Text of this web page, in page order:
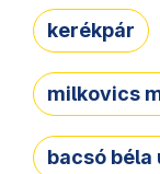
kerékpár
milkovics
bacsó béla